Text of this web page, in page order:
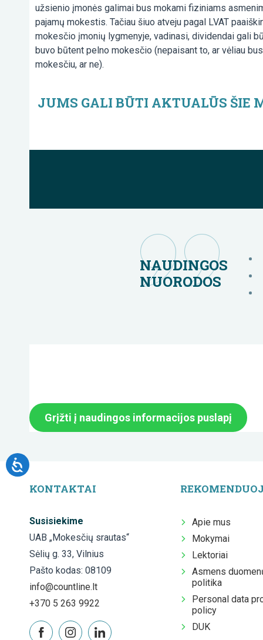
užsienio įmonės galimai bus mokami fiziniams
pajamų mokestis. Tačiau šiuo atveju pagal LVAT
mokesčio įmonių lygmenyje, vadinasi, dividendai gali
buvo būtent pelno mokesčio (nepaisant to, ar vėliau
mokesčiu, ar ne).
JUMS GALI BŪTI AKTUALŪS ŠIE
NAUDINGOS
NUORODOS
Grįžti į naudingos informacijos puslapį
KONTAKTAI
Susisiekime
UAB „Mokesčių srautas“
Sėlių g. 33, Vilnius
Pašto kodas: 08109
info@countline.lt
+370 5 263 9922
Apie mus
Mokymai
Lektoriai
Asmens
politika
Personal data
policy
DUK